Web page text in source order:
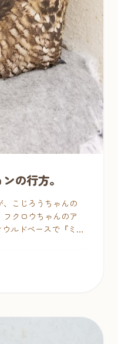
の行方。
こじろうちゃんの
クロウちゃんのア
ルドベースで『ミミ